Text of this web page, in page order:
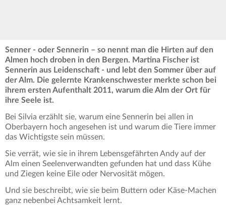
Senner - oder Sennerin – so nennt man die Hirten auf den
Almen hoch droben in den Bergen. Martina Fischer ist
Sennerin aus Leidenschaft - und lebt den Sommer über auf
der Alm. Die gelernte Krankenschwester merkte schon bei
ihrem ersten Aufenthalt 2011, warum die Alm der Ort für
ihre Seele ist.
Bei Silvia erzählt sie, warum eine Sennerin bei allen in
Oberbayern hoch angesehen ist und warum die Tiere immer
das Wichtigste sein müssen.
Sie verrät, wie sie in ihrem Lebensgefährten Andy auf der
Alm einen Seelenverwandten gefunden hat und dass Kühe
und Ziegen keine Eile oder Nervosität mögen.
Und sie beschreibt, wie sie beim Buttern oder Käse-Machen
ganz nebenbei Achtsamkeit lernt.